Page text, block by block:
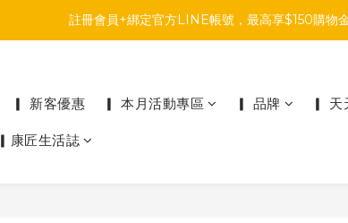
註冊會員+綁定官方LINE帳號，最高享$150購物
註冊會員+綁定官方LINE帳號，最高享$150購物
註冊會員+綁定官方LINE帳號，最高享$150購物
▎ 新客優惠 ▎ 本月活動專區 ▎ 品牌 ▎ 天
▎康匠生活誌